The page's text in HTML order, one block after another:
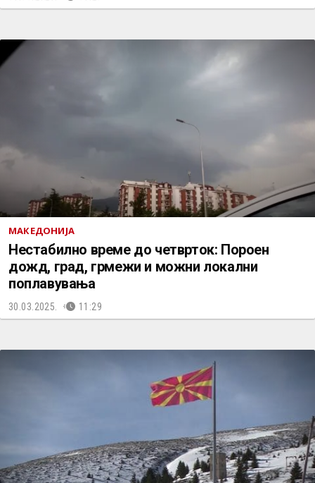
МАКЕДОНИЈА
Нестабилно време до четврток: Пороен
дожд, град, грмежи и можни локални
поплавувања
30.03.2025. 11:29